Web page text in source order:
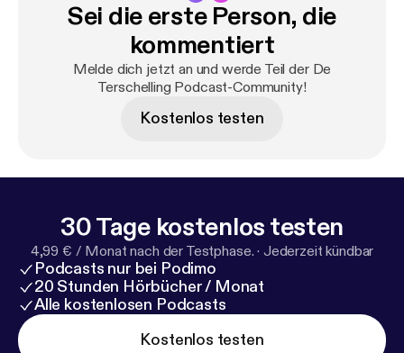
Sei die erste Person, die
kommentiert
Melde dich jetzt an und werde Teil der De
Terschelling Podcast-Community!
Kostenlos testen
30 Tage kostenlos testen
4,99 € / Monat nach der Testphase. · Jederzeit kündbar
Podcasts nur bei Podimo
20 Stunden Hörbücher / Monat
Alle kostenlosen Podcasts
Kostenlos testen